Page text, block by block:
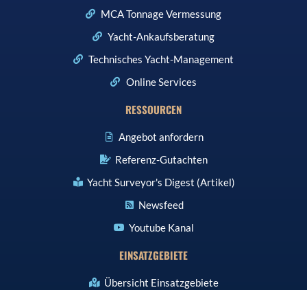
MCA Tonnage Vermessung
Yacht-Ankaufsberatung
Technisches Yacht-Management
Online Services
RESSOURCEN
Angebot anfordern
Referenz-Gutachten
Yacht Surveyor's Digest (Artikel)
Newsfeed
Youtube Kanal
EINSATZGEBIETE
Übersicht Einsatzgebiete